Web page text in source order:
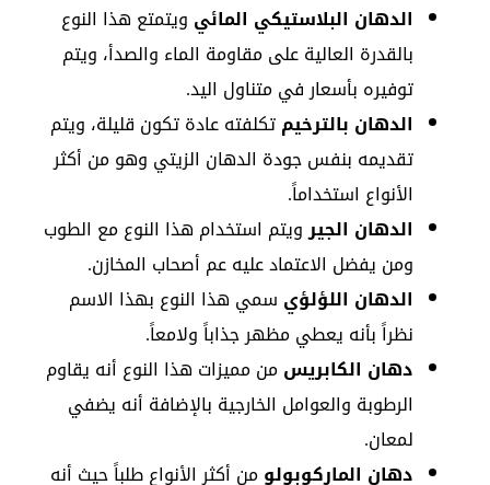
الدهان البلاستيكي المائي ويتمتع هذا النوع
بالقدرة العالية على مقاومة الماء والصدأ، ويتم
توفيره بأسعار في متناول اليد.
الدهان بالترخيمتكلفته عادة تكون قليلة، ويتم
تقديمه بنفس جودة الدهان الزيتي وهو من أكثر
الأنواع استخداماً.
الدهان الجيرويتم استخدام هذا النوع مع الطوب
ومن يفضل الاعتماد عليه عم أصحاب المخازن.
الدهان اللؤلؤي سمي هذا النوع بهذا الاسم
نظراً بأنه يعطي مظهر جذاباً ولامعاً.
دهان الكابريسمن مميزات هذا النوع أنه يقاوم
الرطوبة والعوامل الخارجية بالإضافة أنه يضفي
لمعان.
دهان الماركوبولومن أكثر الأنواع طلباً حيث أنه